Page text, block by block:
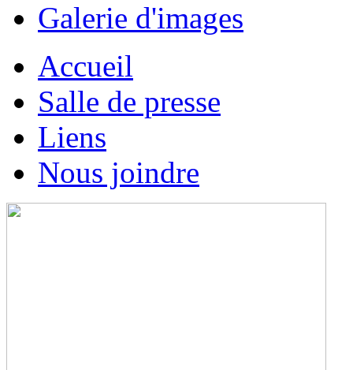
Galerie d'images
Accueil
Salle de presse
Liens
Nous joindre